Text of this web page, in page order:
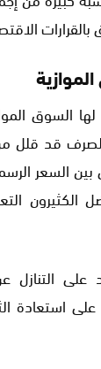
السوق
قد قلل
بين السعر
على
استعادة